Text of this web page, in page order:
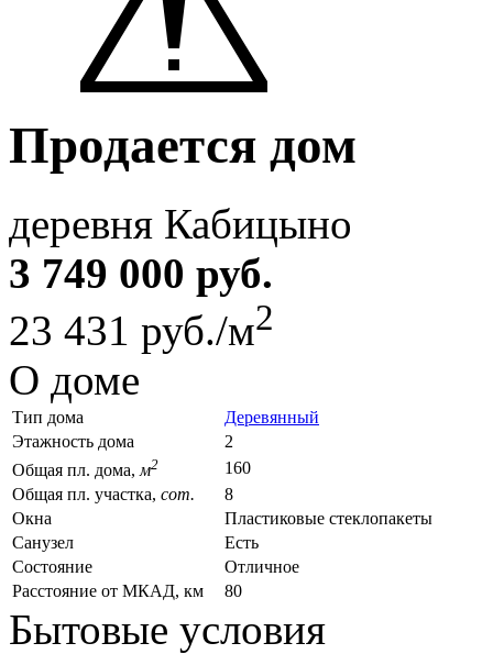
Продается дом
деревня Кабицыно
3 749 000 руб.
23 431 руб./м2
О доме
Тип дома
Деревянный
Этажность дома
2
Общая пл. дома, м2
160
Общая пл. участка, сот.
8
Окна
Пластиковые стеклопакеты
Санузел
Есть
Состояние
Отличное
Расстояние от МКАД, км
80
Бытовые условия